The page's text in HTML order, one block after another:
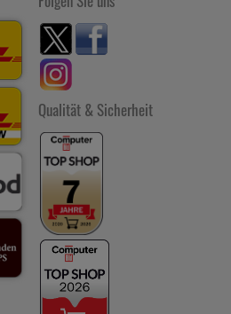
Qualität & Sicherheit